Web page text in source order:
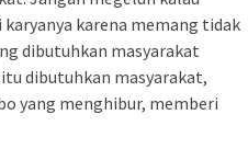
karena memang tidak
dibutuhkan masyarakat
dibutuhkan masyarakat,
yang menghibur, memberi